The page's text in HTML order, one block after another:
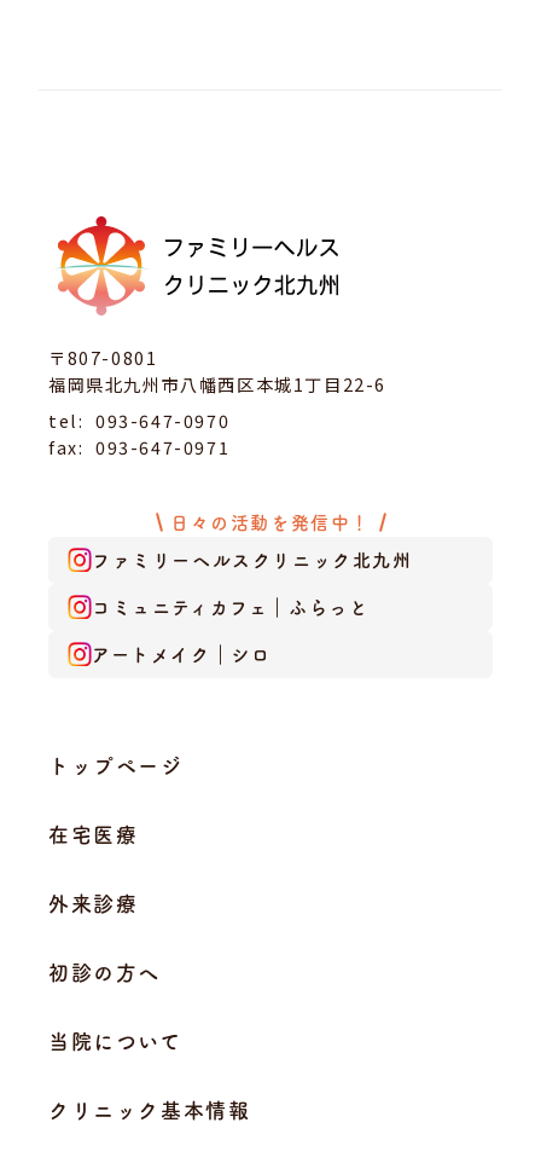
〒807-0801
福岡県北九州市八幡西区本城1丁目22-6
tel: 093-647-0970
fax: 093-647-0971
日々の活動を発信中！
ファミリーヘルスクリニック北九州
コミュニティカフェ｜ふらっと
アートメイク｜シロ
トップページ
在宅医療
外来診療
初診の方へ
当院について
クリニック基本情報